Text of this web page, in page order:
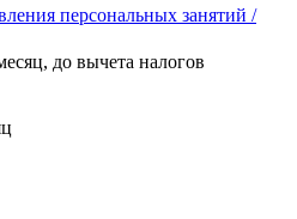
персональных занятий /
до вычета налогов